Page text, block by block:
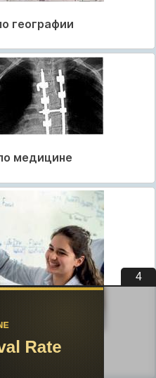
географии
медицине
педагогике
3